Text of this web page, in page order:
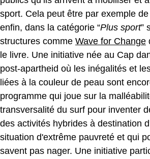
sport. Cela peut être par exemple de
enfin, dans la catégorie “Plus sport”
structures comme Wave for Change
le livre. Une initiative née au Cap
post-apartheid où les inégalités et
liées à la couleur de peau sont
programme qui joue sur la
transversalité du surf pour inventer
des activités hybrides à destination
situation d'extrême pauvreté et qui
savent pas nager. Une initiative